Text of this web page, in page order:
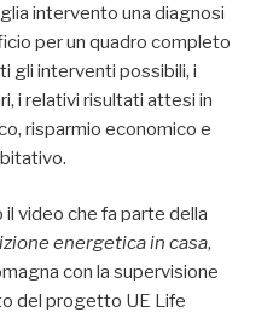
intervento una diagnosi
per un quadro completo
gli interventi possibili, i
i relativi risultati attesi in
risparmio economico e
video che fa parte della
energetica in casa,
con la supervisione
del progetto UE Life